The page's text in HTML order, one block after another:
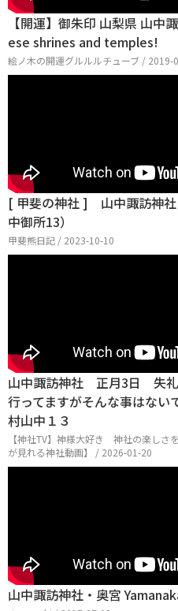
【開運】御朱印 山梨県 山中
ese shrines and temples!
絵ノ木の開運グルルルチューブ / 2019-
[ 甲斐の神社 ] 山中諏訪神社
中御所13）
甲斐熊日記 / 2023-10-10
山中諏訪神社 正月3日 失礼
行ってますがそんな事はな
村山中１３
【神社TV】神様大好き 神社の楽しさ
が見れる神社動画】 / 2026-01-20
山中諏訪神社・奥宮